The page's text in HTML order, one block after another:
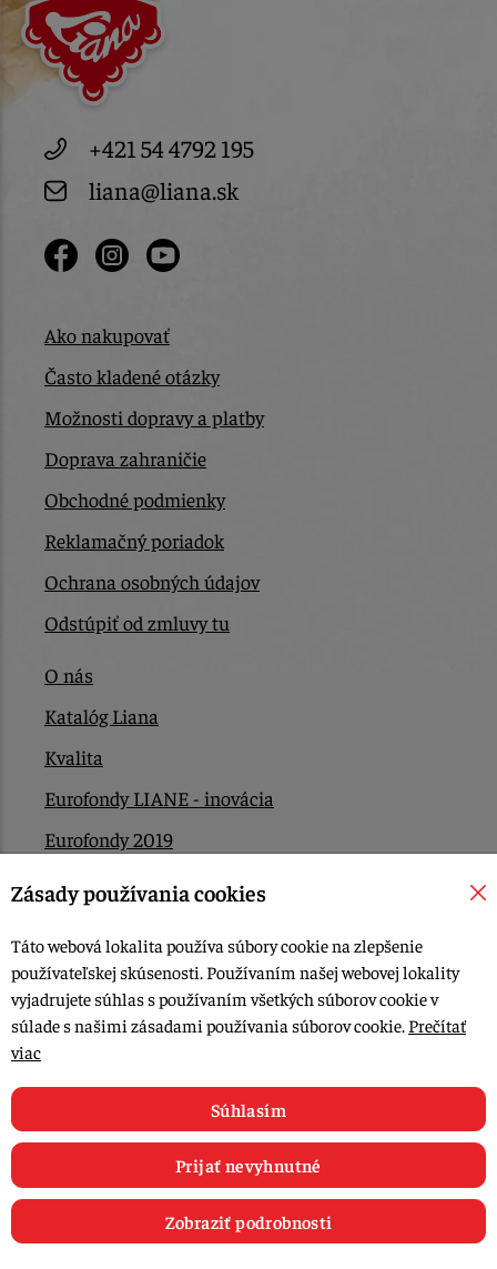
+421 54 4792 195
liana@liana.sk
Ako nakupovať
Často kladené otázky
Možnosti dopravy a platby
Doprava zahraničie
Obchodné podmienky
Reklamačný poriadok
Ochrana osobných údajov
Odstúpiť od zmluvy tu
O nás
Katalóg Liana
Kvalita
Eurofondy LIANE - inovácia
Eurofondy 2019
Eurofondy 2022/2023
Kontakt
© 2015-2026, LIANA GOLIAŠ s.r.o. všetky práva vyhradené.
Upraviť nastavenia Cookies
Zásady používania cookies
Táto webová lokalita používa súbory cookie na zlepšenie
používateľskej skúsenosti. Používaním našej webovej lokality
vyjadrujete súhlas s používaním všetkých súborov cookie v
súlade s našimi zásadami používania súborov cookie. Prečítať
viac
Súhlasím
Prijať nevyhnutné
Zobraziť podrobnosti